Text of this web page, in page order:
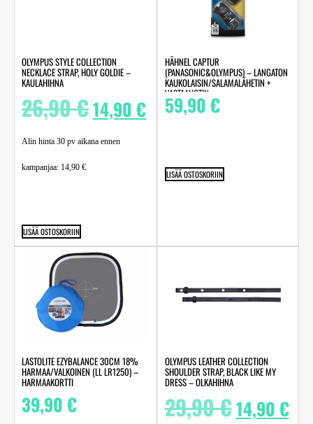
OLYMPUS STYLE COLLECTION
NECKLACE STRAP, HOLY GOLDIE –
KAULAHIHNA
26,90€14,90€
Alin hinta 30 pv aikana ennen
kampanjaa: 14,90 €
LISÄÄ OSTOSKORIIN
HÄHNEL CAPTUR
(PANASONIC&OLYMPUS) – LANGATON
KAUKOLAISIN/SALAMALÄHETIN +
VASTAANOTIN
59,90€
LISÄÄ OSTOSKORIIN
LASTOLITE EZYBALANCE 30CM 18%
HARMAA/VALKOINEN (LL LR1250) –
HARMAAKORTTI
39,90€
OLYMPUS LEATHER COLLECTION
SHOULDER STRAP, BLACK LIKE MY
DRESS – OLKAHIHNA
29,90€14,90€